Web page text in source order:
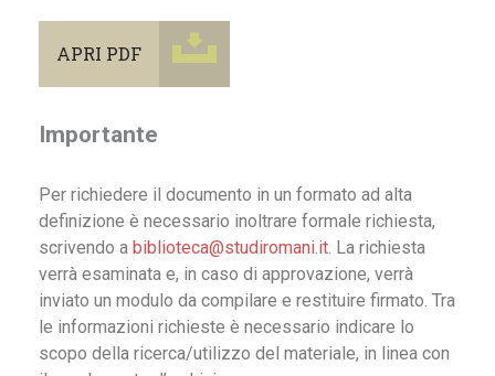
APRI PDF
Importante
Per richiedere il documento in un formato ad alta
definizione è necessario inoltrare formale richiesta,
scrivendo a biblioteca@studiromani.it. La richiesta
verrà esaminata e, in caso di approvazione, verrà
inviato un modulo da compilare e restituire firmato. Tra
le informazioni richieste è necessario indicare lo
scopo della ricerca/utilizzo del materiale, in linea con